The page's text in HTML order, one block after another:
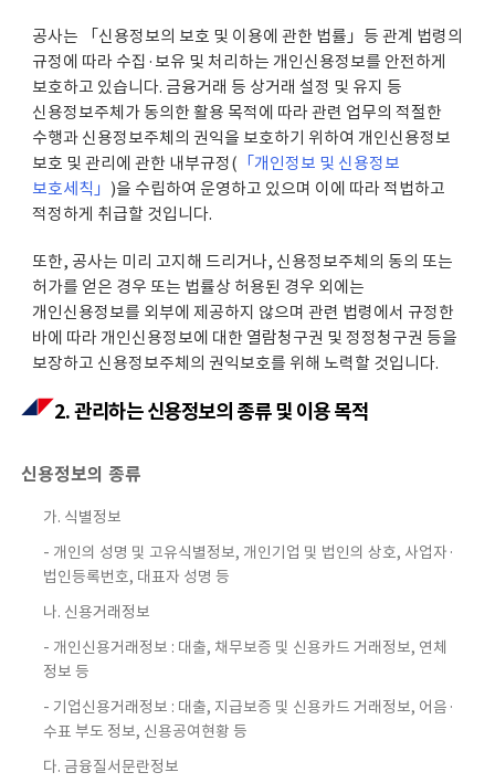
공사는 「신용정보의 보호 및 이용에 관한 법률」등 관계 법령의
규정에 따라 수집·보유 및 처리하는 개인신용정보를 안전하게
보호하고 있습니다. 금융거래 등 상거래 설정 및 유지 등
신용정보주체가 동의한 활용 목적에 따라 관련 업무의 적절한
수행과 신용정보주체의 권익을 보호하기 위하여 개인신용정보
보호 및 관리에 관한 내부규정( 「개인정보 및 신용정보
보호세칙」 )을 수립하여 운영하고 있으며 이에 따라 적법하고
적정하게 취급할 것입니다.
또한, 공사는 미리 고지해 드리거나, 신용정보주체의 동의 또는
허가를 얻은 경우 또는 법률상 허용된 경우 외에는
개인신용정보를 외부에 제공하지 않으며 관련 법령에서 규정한
바에 따라 개인신용정보에 대한 열람청구권 및 정정청구권 등을
보장하고 신용정보주체의 권익보호를 위해 노력할 것입니다.
2. 관리하는 신용정보의 종류 및 이용 목적
신용정보의 종류
가. 식별정보
- 개인의 성명 및 고유식별정보, 개인기업 및 법인의 상호, 사업자·
법인등록번호, 대표자 성명 등
나. 신용거래정보
- 개인신용거래정보 : 대출, 채무보증 및 신용카드 거래정보, 연체
정보 등
- 기업신용거래정보 : 대출, 지급보증 및 신용카드 거래정보, 어음·
수표 부도 정보, 신용공여현황 등
다. 금융질서문란정보